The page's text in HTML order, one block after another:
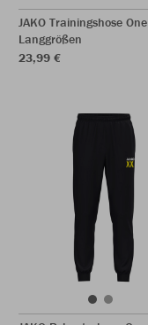
JAKO Trainingshose One
Langgrößen
23,99 €